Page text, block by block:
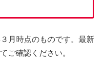
月時点のものです。最新
ご確認ください。